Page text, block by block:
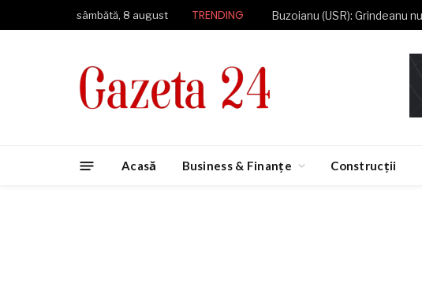
sâmbătă, 8 august TRENDING
Acasă Business & Finanțe Construcții